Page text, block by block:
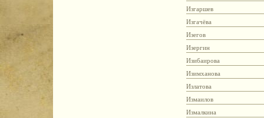
Изгаршев
Изгачёва
Изегов
Изергин
Изибаирова
Изимханова
Излатова
Измаилов
Измалкина